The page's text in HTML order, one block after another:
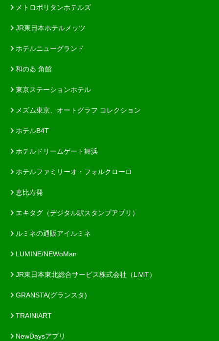
メトロポリタンホテルズ
JR東日本ホテルメッツ
ホテルニューグランド
和のゐ 角館
東京ステーションホテル
メズム東京、オートグラフ コレクション
ホテルB4T
ホテルドリームゲート舞浜
ホテルファミリーオ・フォルクローロ
恵比寿発
エキタグ（デジタル駅スタンプアプリ）
ルミネの通販アイルミネ
LUMINE/NEWoMan
JR東日本東北総合サービス株式会社（LiViT）
GRANSTA(グランスタ)
TRAINIART
NewDaysアプリ